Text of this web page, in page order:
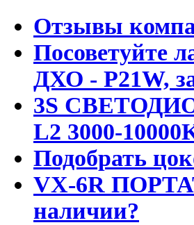
Отзывы
Посоветуйте
ДХО - P21W,
3S
L2 3000-
Подобрать
VX-6R
наличии?